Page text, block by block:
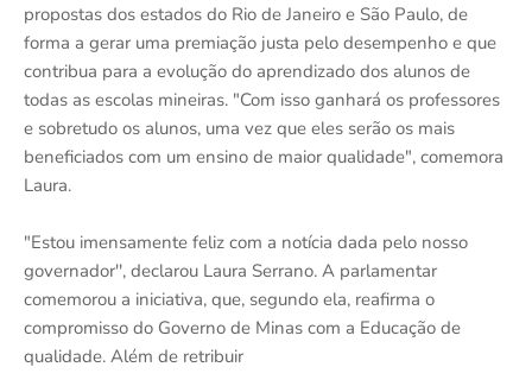
propostas dos estados do Rio de Janeiro e São Paulo, de
forma a gerar uma premiação justa pelo desempenho e que
contribua para a evolução do aprendizado dos alunos de
todas as escolas mineiras. "Com isso ganhará os professores
e sobretudo os alunos, uma vez que eles serão os mais
beneficiados com um ensino de maior qualidade", comemora
Laura.
"Estou imensamente feliz com a notícia dada pelo nosso
governador'', declarou Laura Serrano. A parlamentar
comemorou a iniciativa, que, segundo ela, reafirma o
compromisso do Governo de Minas com a Educação de
qualidade. Além de retribuir